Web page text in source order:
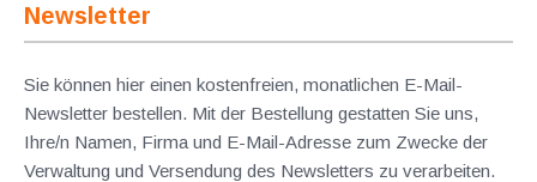
Newsletter
Sie können hier einen kostenfreien, monatlichen E-Mail-
Newsletter bestellen. Mit der Bestellung gestatten Sie uns,
Ihre/n Namen, Firma und E-Mail-Adresse zum Zwecke der
Verwaltung und Versendung des Newsletters zu verarbeiten.